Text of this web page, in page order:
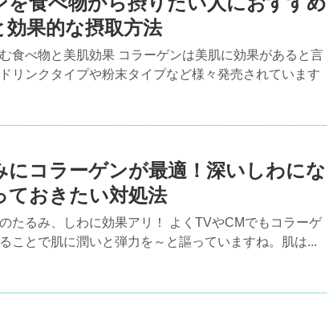
効果的な摂取方法
食べ物と美肌効果 コラーゲンは美肌に効果があると言
リンクタイプや粉末タイプなど様々発売されています
にコラーゲンが最適！深いしわにな
ておきたい対処法
たるみ、しわに効果アリ！ よくTVやCMでもコラーゲ
ことで肌に潤いと弾力を～と謳っていますね。肌は...